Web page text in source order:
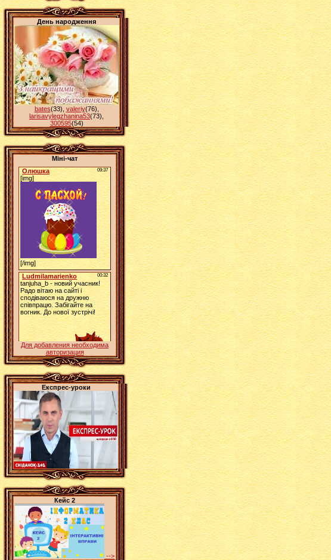
День народження
bates(33) valeriy(76)
larisavylegzhanina53(73)
300595(54)
Міні-чат
Для добавления необходима
авторизация
Експрес-уроки
Кейс 2
-->